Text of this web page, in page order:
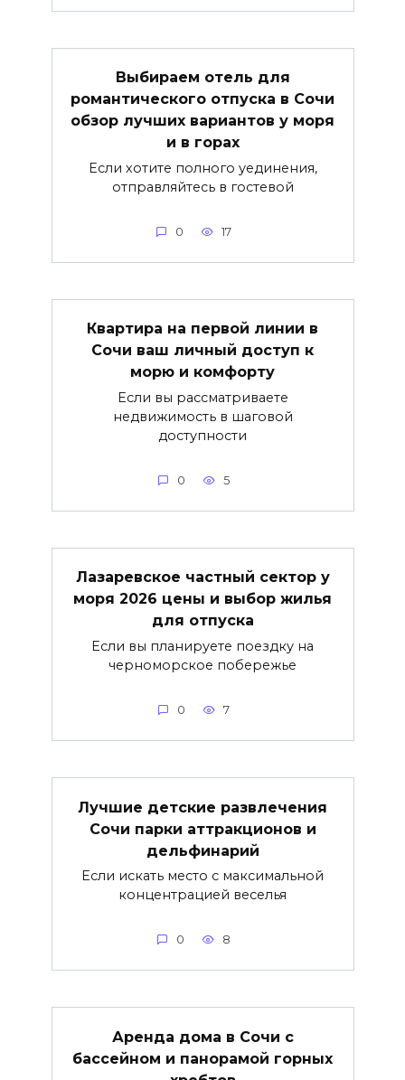
Выбираем отель для
романтического отпуска в Сочи
обзор лучших вариантов у моря
и в горах
Если хотите полного уединения,
отправляйтесь в гостевой
0 17
Квартира на первой линии в
Сочи ваш личный доступ к
морю и комфорту
Если вы рассматриваете
недвижимость в шаговой
доступности
0 5
Лазаревское частный сектор у
моря 2026 цены и выбор жилья
для отпуска
Если вы планируете поездку на
черноморское побережье
0 7
Лучшие детские развлечения
Сочи парки аттракционов и
дельфинарий
Если искать место с максимальной
концентрацией веселья
0 8
Аренда дома в Сочи с
бассейном и панорамой горных